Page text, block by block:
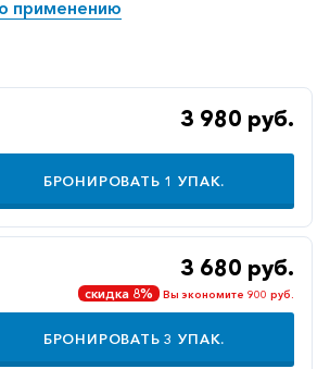
применению
3 980 руб.
БРОНИРОВАТЬ 1 УПАК.
3 680 руб.
скидка 8% Вы экономите 900 руб.
БРОНИРОВАТЬ3 УПАК.